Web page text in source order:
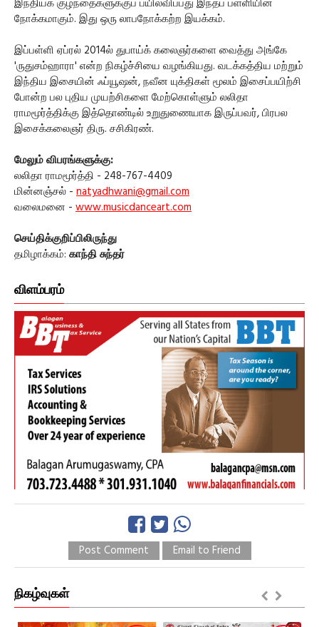
இந்தியக் குழந்தைகளுக்குப் பயில்விப்பது இந்தப் பள்ளியின்
நோக்கமாகும். இது ஒரு லாபநோக்கற்ற இயக்கம்.
இப்பள்ளி ஏப்ரல் 2014ல் துபாய்க் கலைஞர்களை வைத்து அங்கே
'ருதுசம்ஹாரா' என்ற நிகழ்ச்சியை வழங்கியது. வடக்கத்திய மற்றும்
இந்திய இசையின் ஃப்யூஷன், நவீன யுக்திகள் மூலம் இசைப்பயிற்சி
போன்ற பல புதிய முயற்சிகளை மேற்கொள்ளும் லலிதா
ராமமூர்த்திக்கு இத்தொண்டில் உறுதுணையாக இருப்பவர், பிரபல
இசைக்கலைஞர் திரு. சசிகிரண்.
மேலும் விபரங்களுக்கு:
லலிதா ராமமூர்த்தி - 248-767-4409
மின்னஞ்சல் - natyadhwani@gmail.com
வலைமனை - www.musicdanceart.com
செய்திக்குறிப்பிலிருந்து
தமிழாக்கம்: காந்தி சுந்தர்
விளம்பரம்
Post Comment Email to Friend
நிகழ்வுகள்